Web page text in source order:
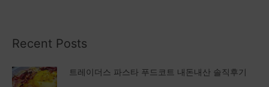
Recent Posts
트레이더스 파스타 푸드코트 내돈내산 솔직후기